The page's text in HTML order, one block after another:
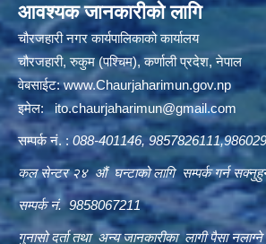
आवश्यक जानकारीको लागि
चौरजहारी नगर कार्यपालिकाको कार्यालय
चौरजहारी, रुकुम (पश्चिम), कर्णाली प्रदेश, नेपाल
वेबसाईट:www.Chaurjaharimun.gov.np
इमेल:ito.chaurjaharimun@gmail.com
सम्पर्क नं. : 088-401146,
कल सेन्टर २४ औं घन्टाको लागि सम्पर्क गर्न
सम्पर्क नं. 9858067211
गुनासो दर्ता तथा अन्य जानकारीका लागी पैसा नलाग्ने